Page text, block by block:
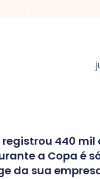
registrou 440
a Copa é
da sua